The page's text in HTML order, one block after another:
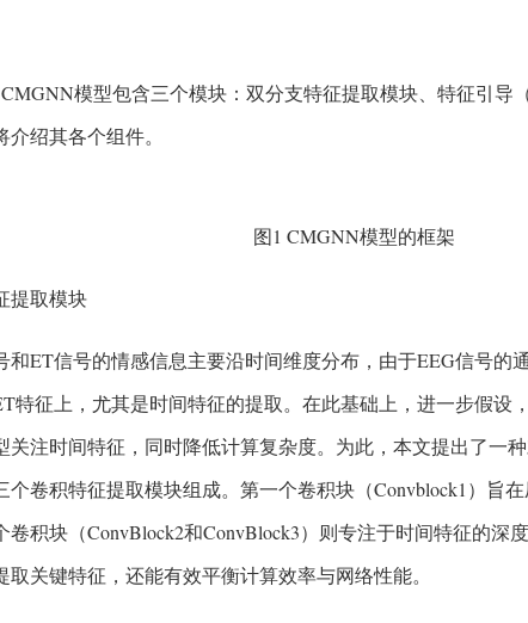
模型包含三个模块：双分支特征提取模块、特征引导
绍其各个组件。
图1 CMGNN模型的框架
提取模块
和ET信号的情感信息主要沿时间维度分布，由于EEG信号的
特征上，尤其是时间特征的提取。在此基础上，进一步假设
关注时间特征，同时降低计算复杂度。为此，本文提出了一
个卷积特征提取模块组成。第一个卷积块（Convblock1）旨
卷积块（ConvBlock2和ConvBlock3）则专注于时间特征的深
取关键特征，还能有效平衡计算效率与网络性能。